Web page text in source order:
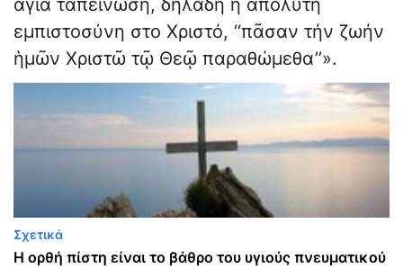
αγία ταπείνωση, δηλαδή η απόλυτη
εμπιστοσύνη στο Χριστό, ‘‘πᾶσαν τήν ζωήν
ἡμῶν Χριστῶ τῷ Θεῷ παραθώμεθα’’».
Σχετικά
Η ορθή πίστη είναι το βάθρο του υγιούς πνευματικού